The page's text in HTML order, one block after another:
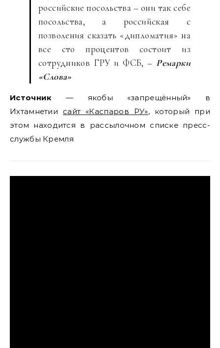
российские посольства – они так себе
посольства, а российская с
позволения сказать «дипломатия» на
все сто процентов состоит из
сотрудников ГРУ и ФСБ, – Ремарки
«Слова»
Источник — якобы «запрещённый» в
Ихтамнетии сайт «Каспаров РУ», который при
этом находится в рассылочном списке пресс-
службы Кремля